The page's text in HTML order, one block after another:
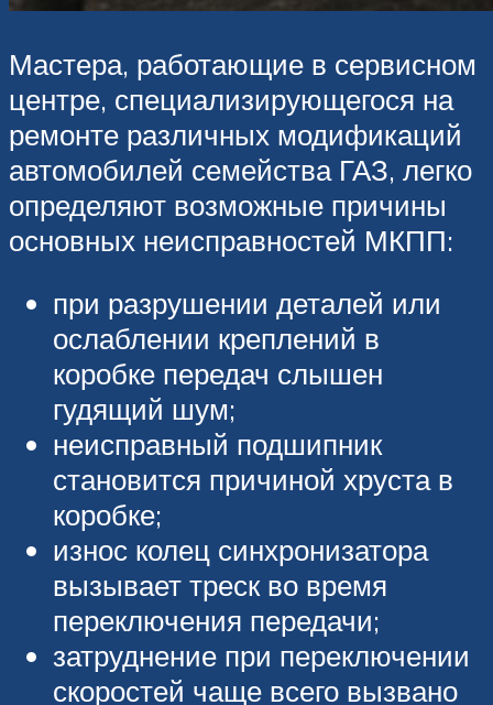
Мастера, работающие в сервисном
центре, специализирующегося на
ремонте различных модификаций
автомобилей семейства ГАЗ, легко
определяют возможные причины
основных неисправностей МКПП:
при разрушении деталей или
ослаблении креплений в
коробке передач слышен
гудящий шум;
неисправный подшипник
становится причиной хруста в
коробке;
износ колец синхронизатора
вызывает треск во время
переключения передачи;
затруднение при переключении
скоростей чаще всего вызвано